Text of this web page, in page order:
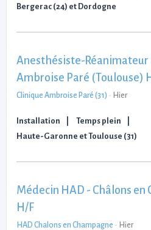
Bergerac (24) et Dordogne
Anesthésiste-Réanimateur
Ambroise Paré (Toulouse)
Clinique Ambroise Paré (31) - Hier
Installation
Temps plein
Haute-Garonne et Toulouse (31)
Médecin HAD - Châlons en
H/F
HAD Chalons en Champagne - Hier